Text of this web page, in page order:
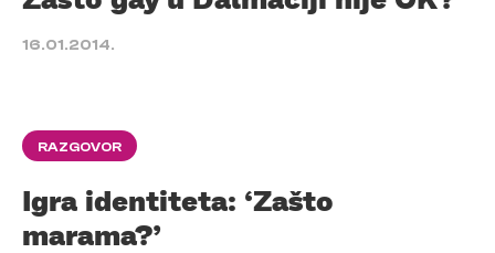
16.01.2014.
RAZGOVOR
Igra identiteta: ‘Zašto
marama?’